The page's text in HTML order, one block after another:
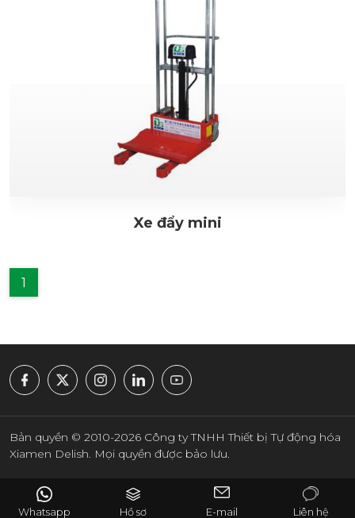
Xe đẩy mini
1
Bản quyền © 2010-2026 Công ty TNHH Thiết bị Tự động hóa
Xiamen Delish. Mọi quyền được bảo lưu.
Whatsapp Hồ sơ E-mail Liên hệ